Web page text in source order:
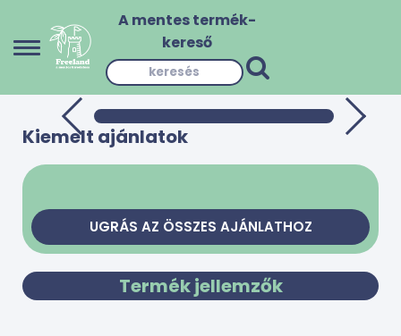
A mentes termék-
kereső
Kiemelt ajánlatok
UGRÁS AZ ÖSSZES AJÁNLATHOZ
Termék jellemzők